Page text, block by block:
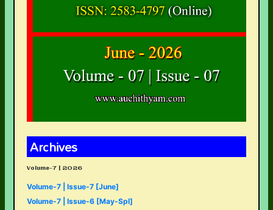
Archives
Volume-7 | 2026
Volume-7 | Issue-7 [June]
Volume-7 | Issue-6 [May-Spl]